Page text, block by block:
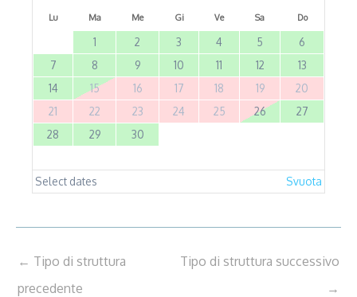
Lu Ma Me Gi Ve Sa Do
1 2 3 4 5
6
7
8 9 10 11 12
13
14
15 16 17 18 19
20
21
22 23 24 25 26
27
28
29 30
Select dates Svuota
← Tipo di struttura
precedente
Tipo di struttura successivo
→